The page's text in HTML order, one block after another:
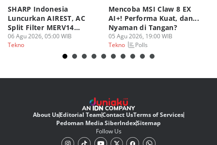
SHARP Indonesia
Luncurkan AIREST, AC
Split Filter MERV14
Perdana!
06 Agu 2026, 05:00 WIB
Tekno
Mencoba MSI Claw 8 EX
AI+! Performa Kuat, dan...
Nyaman di Tangan?
05 Agu 2026, 19:00 WIB
Tekno
Polls
About UsEditorial TeamContact UsTerms of Services
Pedoman Media SiberIndexSitemap
Follow Us